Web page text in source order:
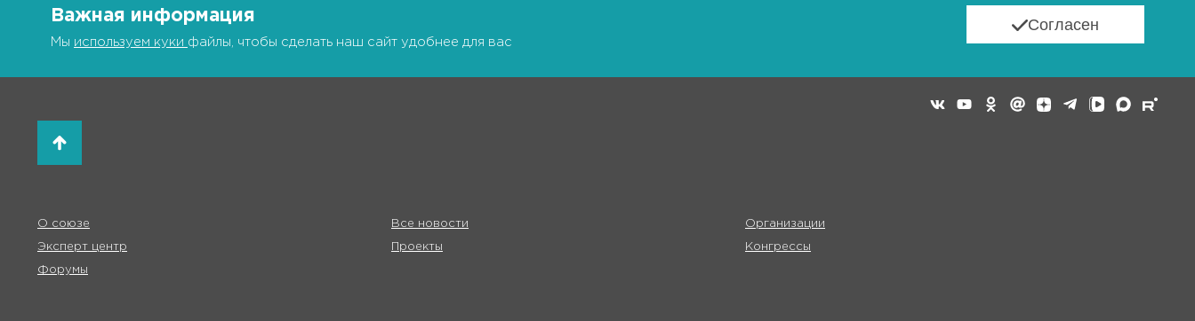
Важная информация
Мы используем куки файлы, чтобы сделать наш сайт удобнее для вас
Согласен
О союзе Все новости Организации
Эксперт центр Проекты Конгрессы
Форумы